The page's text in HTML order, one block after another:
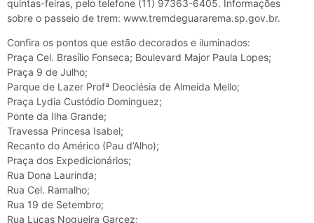
quintas-feiras, pelo telefone (11) 97363-6405. Informações
sobre o passeio de trem: www.tremdeguararema.sp.gov.br.
Confira os pontos que estão decorados e iluminados:
Praça Cel. Brasílio Fonseca; Boulevard Major Paula Lopes;
Praça 9 de Julho;
Parque de Lazer Profª Deoclésia de Almeida Mello;
Praça Lydia Custódio Dominguez;
Ponte da Ilha Grande;
Travessa Princesa Isabel;
Recanto do Américo (Pau d’Alho);
Praça dos Expedicionários;
Rua Dona Laurinda;
Rua Cel. Ramalho;
Rua 19 de Setembro;
Rua Lucas Nogueira Garcez;